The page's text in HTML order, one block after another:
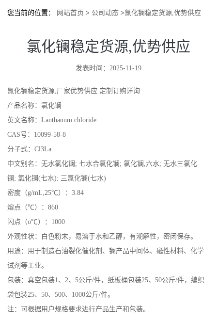
您当前的位置： 网站首页 > 公司动态 >氯化镧稳定货源,优势供应
氯化镧稳定货源,优势供应
发表时间：2025-11-19
氯化镧稳定货源,厂家优势供应 定制订购详询
产品名称：氯化镧
英文名称：Lanthanum chloride
CAS号：10099-58-8
分子式：Cl3La
中文别名：无水氯化镧; 七水合氯化镧; 氯化镧,六水; 无水三氯化
镧; 氯化镧(七水); 三氯化镧(七水)
密度（g/mL,25℃）：3.84
熔点（℃）：860
闪点（o℃）：1000
外观性状：白色粉末，易溶于水和乙醇，有潮解性，密闭保存。
用途：用于制造石油裂化催化剂、镧产品中间体、磁性材料、化学
试剂等工业。
包装：真空包装1、2、5公斤/件，纸板桶包装25、50公斤/件，编织
袋包装25、50、500、1000公斤/件。
注：可根据用户规格要求进行产品生产和包装。